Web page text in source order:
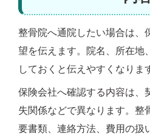
整骨院へ通院したい場合は、
望を伝えます。院名、所在地
しておくと伝えやすくなりま
保険会社へ確認する内容は、
失関係などで異なります。整
要書類、連絡方法、費用の扱